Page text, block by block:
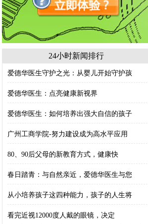
24小时新闻排行
爱德华医生守护之光：从婴儿开始守护孩
爱德华医生：点亮健康新视界
爱德华医生：如何培养出强大自信的孩子
广州工商学院-努力建设成为高水平应用
80、90后父母的新教育方式，健康快
春日踏青：与自然亲近，爱德华医生与您
从小培养孩子这四种能力，孩子的人生将
看完近视12000度人戴的眼镜，决定